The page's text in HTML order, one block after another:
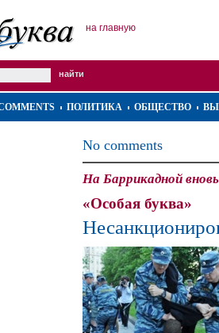
на главную
ПОЛИТИКА ОБЩЕСТВО
No comments
На Баррикадной
«Особая буква»